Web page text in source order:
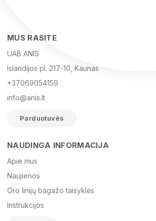
El. paštas
MUS RASITE
UAB ANIS
Islandijos pl. 217-10, Kaunas
+37069054159
info@anis.lt
Parduotuvės
NAUDINGA INFORMACIJA
Apie mus
Naujienos
Oro linijų bagažo taisyklės
Instrukcijos